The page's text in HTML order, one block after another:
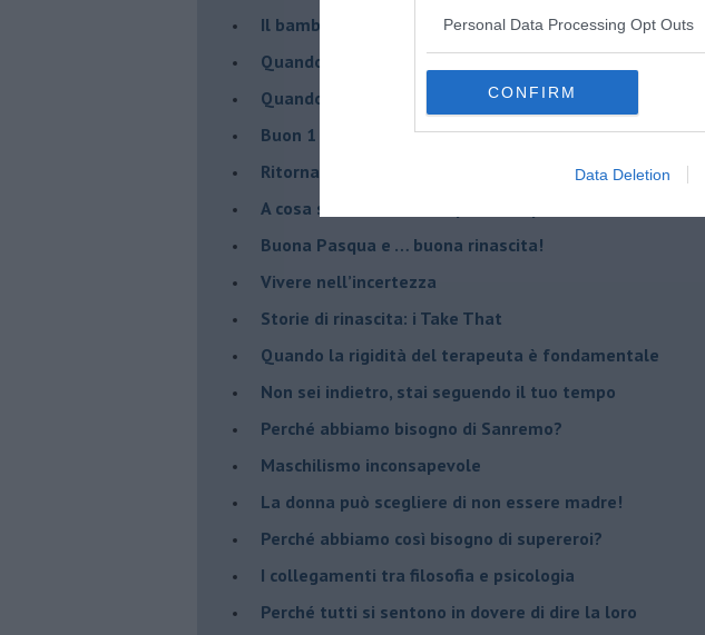
Personal Data Processing Opt Outs
CONFIRM
Data Deletion
Il bambino, il marshmallow e il tempo
​Quando cambia il nome di una sindrome
​Quando il terapeuta torna a casa
​Buon 1 Maggio!
Ritornare indietro di vent’anni
​A cosa serve davvero la psicoterapia
​Buona Pasqua e … buona rinascita!
​Vivere nell’incertezza
​Storie di rinascita: i Take That
​Quando la rigidità del terapeuta è fondamentale
​Non sei indietro, stai seguendo il tuo tempo
​Perché abbiamo bisogno di Sanremo?
​Maschilismo inconsapevole
​La donna può scegliere di non essere madre!
​Perché abbiamo così bisogno di supereroi?
​I collegamenti tra filosofia e psicologia
​Perché tutti si sentono in dovere di dire la loro